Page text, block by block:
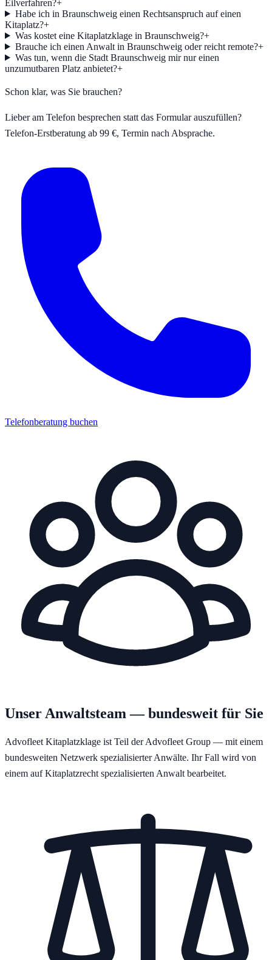
Eilverfahren?+
Habe ich in Braunschweig einen Rechtsanspruch auf einen
Kitaplatz?+
Was kostet eine Kitaplatzklage in Braunschweig?+
Brauche ich einen Anwalt in Braunschweig oder reicht remote?+
Was tun, wenn die Stadt Braunschweig mir nur einen
unzumutbaren Platz anbietet?+
Schon klar, was Sie brauchen?
Lieber am Telefon besprechen statt das Formular auszufüllen?
Telefon-Erstberatung ab 99 €, Termin nach Absprache.
Telefonberatung buchen
Unser Anwaltsteam — bundesweit für Sie
Advofleet Kitaplatzklage ist Teil der Advofleet Group — mit einem
bundesweiten Netzwerk spezialisierter Anwälte. Ihr Fall wird von
einem auf Kitaplatzrecht spezialisierten Anwalt bearbeitet.